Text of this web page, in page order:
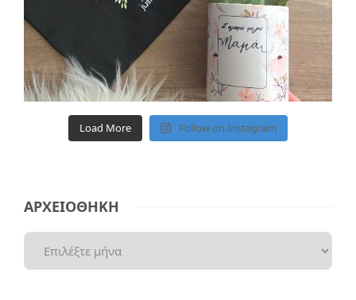
Load More Follow on Instagram
ΑΡΧΕΙΟΘΗΚΗ